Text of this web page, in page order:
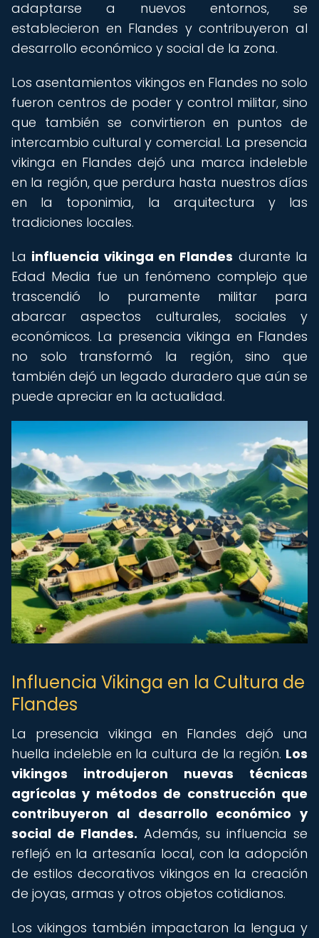
adaptarse a nuevos entornos, se
establecieron en Flandes y contribuyeron al
desarrollo económico y social de la zona.
Los asentamientos vikingos en Flandes no solo
fueron centros de poder y control militar, sino
que también se convirtieron en puntos de
intercambio cultural y comercial. La presencia
vikinga en Flandes dejó una marca indeleble
en la región, que perdura hasta nuestros días
en la toponimia, la arquitectura y las
tradiciones locales.
La influencia vikinga en Flandes durante la
Edad Media fue un fenómeno complejo que
trascendió lo puramente militar para
abarcar aspectos culturales, sociales y
económicos. La presencia vikinga en Flandes
no solo transformó la región, sino que
también dejó un legado duradero que aún se
puede apreciar en la actualidad.
Influencia Vikinga en la Cultura de
Flandes
La presencia vikinga en Flandes dejó una
huella indeleble en la cultura de la región. Los
vikingos introdujeron nuevas técnicas
agrícolas y métodos de construcción que
contribuyeron al desarrollo económico y
social de Flandes. Además, su influencia se
reflejó en la artesanía local, con la adopción
de estilos decorativos vikingos en la creación
de joyas, armas y otros objetos cotidianos.
Los vikingos también impactaron la lengua y